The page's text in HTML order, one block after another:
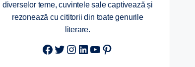
diverselor teme, cuvintele sale captivează și
rezonează cu cititorii din toate genurile
literare.
Twitter
Instagram
LinkedIn
YouTube
Pinterest